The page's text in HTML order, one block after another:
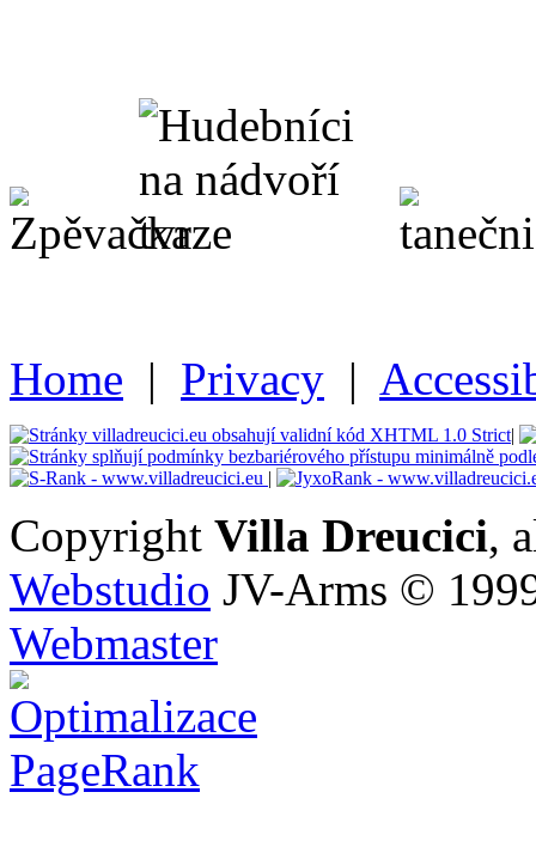
Home | Privacy |
|
|
Copyright Villa Dreucici,
Webstudio JV-Arms ©
Webmaster